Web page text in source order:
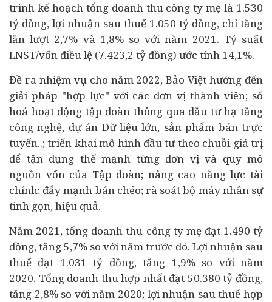
trình kế hoạch tổng doanh thu công ty mẹ là 1.530
tỷ đồng, lợi nhuận sau thuế 1.050 tỷ đồng, chỉ tăng
lần lượt 2,7% và 1,8% so với năm 2021. Tỷ suất
LNST/vốn điều lệ (7.423,2 tỷ đồng) ước tính 14,1%.
Đề ra nhiệm vụ cho năm 2022, Bảo Việt hướng đến
giải pháp "hợp lực" với các đơn vị thành viên; số
hoá hoạt động tập đoàn thông qua đầu tưhạ tầng
công nghệ, dự án Dữ liệu lớn, sản phẩm bán trực
tuyến..; triển khai mô hình đầu tư theo chuỗi giá trị
để tận dụng thế mạnh từng đơn vị và quy mô
nguồn vốn của Tập đoàn; nâng cao năng lực tài
chính; đẩy mạnh bán chéo; rà soát bộ máy nhân sự
tinh gọn, hiệu quả.
Năm 2021, tổng doanh thu công ty mẹ đạt 1.490 tỷ
đồng, tăng 5,7% so với năm trước đó. Lợi nhuận sau
thuế đạt 1.031 tỷ đồng, tăng 1,9% so với năm
2020. Tổng doanh thu hợp nhất đạt 50.380 tỷ đồng,
tăng 2,8% so với năm 2020; lợi nhuận sau thuế hợp